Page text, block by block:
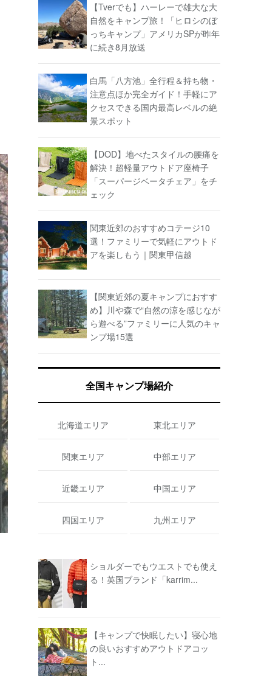
【Tverでも】ハーレーで雄大な大
自然をキャンプ旅！「ヒロシのぼ
っちキャンプ」アメリカSPが昨年
に続き8月放送
白馬「八方池」全行程＆持ち物・
注意点ほか完全ガイド！手軽にア
クセスできる国内最高レベルの絶
景スポット
【DOD】地べたスタイルの腰痛を
解決！超軽量アウトドア座椅子
「スーパージベータチェア」をチ
ェック
関東近郊のおすすめコテージ10
選！ファミリーで気軽にアウトド
アを楽しもう｜関東甲信越
【関東近郊の夏キャンプにおすす
め】川や森で“自然の涼を感じなが
ら遊べる”ファミリーに人気のキャ
ンプ場15選
全国キャンプ場紹介
北海道エリア 東北エリア
関東エリア 中部エリア
近畿エリア 中国エリア
四国エリア 九州エリア
ショルダーでもウエストでも使え
る！英国ブランド「karrim...
【キャンプで快眠したい】寝心地
の良いおすすめアウトドアコッ
ト...